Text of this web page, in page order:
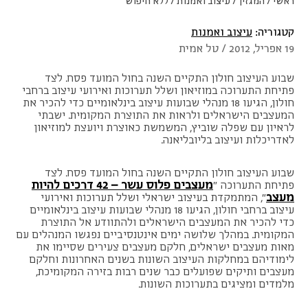
קטגוריה: עיצוב ואמנות
19 אפריל, 2012 / טל אמית
שבוע העיצוב חולון התקיים השנה בחול המועד פסח. לצד
פתיחת התערוכה במוזיאון ושלל תערוכות ואירועי עיצוב ברחבי
חולון, הגיעו 18 מנהלי שבועות עיצוב בינלאומיים כדי להכיר את
המעצבים הישראלים ולראות את התוצרת המקומית. ישבתי
לראיון עם שפלה שוביץ, המשמשת כאוצרת ויועצת למוזיאון
לאדריכלות ועיצוב בליובליאנה.
שבוע העיצוב חולון התקיים השנה בחול המועד פסח. לצד
פתיחת התערוכה "
מעצבים פלוס עשר – 42 דרכים להיות
מעצב", המתמקדת בעיצוב ישראלי ושלל תערוכות ואירועי
עיצוב ברחבי חולון, הגיעו 18 מנהלי שבועות עיצוב בינלאומיים
כדי להכיר את המעצבים הישראלים ולהתוודע אל התוצרת
המקומית. במהלך שלושה ימים אינטנסיביים נפגשו המנהלים עם
מאות מעצבים ישראלים, חלקם מעצבים צעירים שסיימו את
לימודיהם במחלקות העיצוב השונות בשנים האחרונות וחלקם
מעצבים ותיקים שפועלים כבר שנים רבות בזירה המקומיכת,
מלמדים ומציגים בתערוכות השונות.